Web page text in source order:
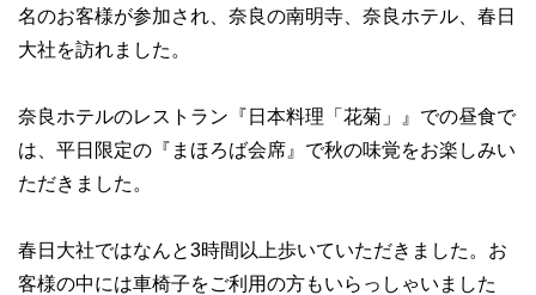
名のお客様が参加され、奈良の南明寺、奈良ホテル、春日
大社を訪れました。
奈良ホテルのレストラン『日本料理「花菊」』での昼食で
は、平日限定の『まほろば会席』で秋の味覚をお楽しみい
ただきました。
春日大社ではなんと3時間以上歩いていただきました。お
客様の中には車椅子をご利用の方もいらっしゃいました